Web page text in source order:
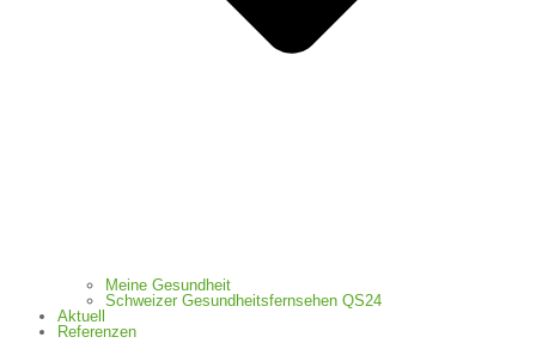
Meine Gesundheit
Schweizer Gesundheitsfernsehen QS24
Aktuell
Referenzen